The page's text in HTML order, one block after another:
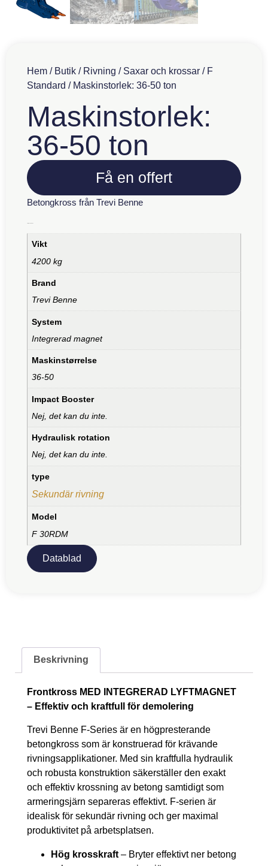
Hem / Butik / Rivning / Saxar och krossar / F
Standard / Maskinstorlek: 36-50 ton
Maskinstorlek:
36-50 ton
Få en offert
Betongkross från Trevi Benne
Vikt
4200 kg
Brand
Trevi Benne
System
Integrerad magnet
Maskinstørrelse
36-50
Impact Booster
Nej, det kan du inte.
Hydraulisk rotation
Nej, det kan du inte.
type
Sekundär rivning
Model
F 30RDM
Datablad
Beskrivning
Frontkross MED INTEGRERAD LYFTMAGNET
– Effektiv och kraftfull för demolering
Trevi Benne F-Series är en högpresterande
betongkross som är konstruerad för krävande
rivningsapplikationer. Med sin kraftfulla hydraulik
och robusta konstruktion säkerställer den exakt
och effektiv krossning av betong samtidigt som
armeringsjärn separeras effektivt. F-serien är
idealisk för sekundär rivning och ger maximal
produktivitet på arbetsplatsen.
Hög krosskraft – Bryter effektivt ner betong